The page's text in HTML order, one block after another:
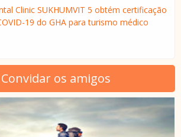
Clinic SUKHUMVIT 5 obtém certificação
19 do GHA para turismo médico
Convidar os amigos